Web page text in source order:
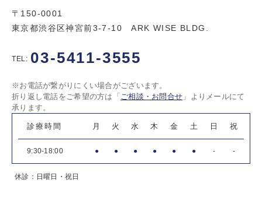
〒150-0001
東京都渋谷区神宮前3-7-10 ARK WISE BLDG.
TEL: 03-5411-3555
※お電話が繋がりにくい場合がございます。
折り返し電話をご希望の方は「 ご相談・お問合せ 」よりメールにて
承ります。
診療時間 月 火 水 木 金 土 日 祝
9:30-18:00 ● ● ● ● ● ● - -
休診：日曜日・祝日